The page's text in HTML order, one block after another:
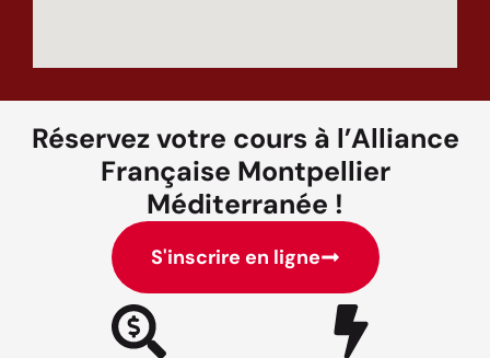
Réservez votre cours à l’Alliance
Française Montpellier
Méditerranée !
S'inscrire en ligne